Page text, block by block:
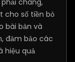
cho số tiền bỏ
bài bản và
đảm bảo các
hiệu quả